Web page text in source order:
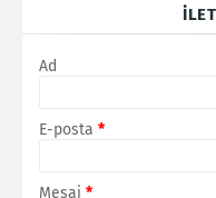
Ad
E-posta *
Mesaj *